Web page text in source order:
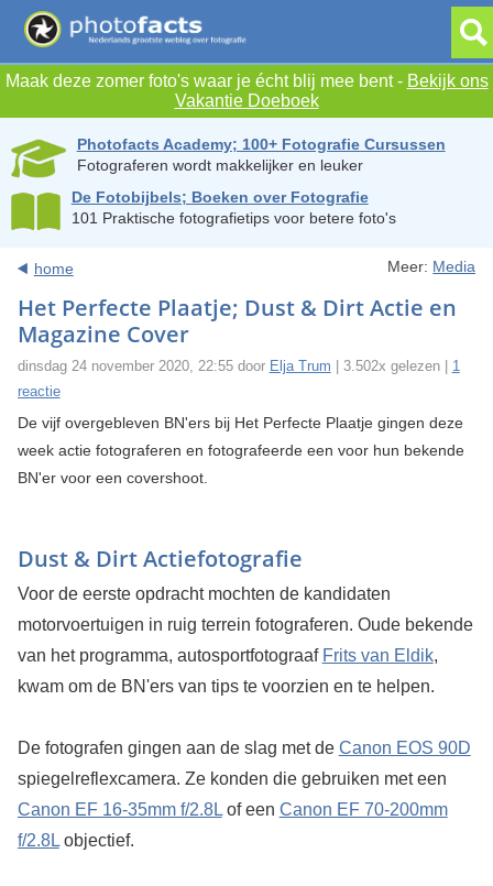
Maak deze zomer foto's waar je écht blij mee bent - Bekijk ons
Vakantie Doeboek
Photofacts Academy; 100+ Fotografie Cursussen
Fotograferen wordt makkelijker en leuker
De Fotobijbels; Boeken over Fotografie
101 Praktische fotografietips voor betere foto's
home Meer: Media
Het Perfecte Plaatje; Dust & Dirt Actie en
Magazine Cover
dinsdag 24 november 2020, 22:55 door Elja Trum | 3.502x gelezen | 1
reactie
De vijf overgebleven BN'ers bij Het Perfecte Plaatje gingen deze
week actie fotograferen en fotografeerde een voor hun bekende
BN'er voor een covershoot.
Dust & Dirt Actiefotografie
Voor de eerste opdracht mochten de kandidaten
motorvoertuigen in ruig terrein fotograferen. Oude bekende
van het programma, autosportfotograaf Frits van Eldik,
kwam om de BN'ers van tips te voorzien en te helpen.
De fotografen gingen aan de slag met de Canon EOS 90D
spiegelreflexcamera. Ze konden die gebruiken met een
Canon EF 16-35mm f/2.8Lof een Canon EF 70-200mm
f/2.8Lobjectief.